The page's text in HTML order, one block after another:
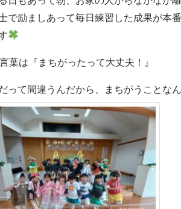
で励ましあって毎日練習した成果が本
葉は『まちがったって大丈夫！』
って間違うんだから、まちがうことな